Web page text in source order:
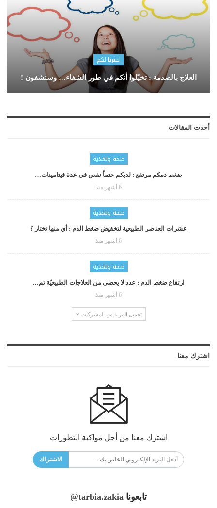
اخترنا لكم
العلاج بالصدمة : تخيّلوا أنكم في طور الشفاء… وستشفون !
أحدث المقالات
صحة وتغذية
ضغط دمكم مرتفع : لديكم حتماّ نقص في عدة فيتامينات…
6 أشهر منذ
صحة وتغذية
عشرات العناصر الطبيعية لتخفيض ضغط الدم : أي منها نختار ؟
6 أشهر منذ
صحة وتغذية
ارتفاع ضغط الدم : عدد لا يحصى من العلاجات الطبيعيّة تم…
6 أشهر منذ
تحميل المزيد من المشاركات
اشترك معنا
اشترك معنا من أجل مواكبة التطورات
الاشتراك
تابعونا @tarbia.zakia